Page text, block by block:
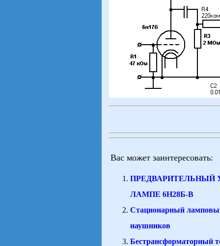
Вас может заинтересовать:
ПРЕДВАРИТЕЛЬНЫЙ
ЛАМПЕ 6Н28Б-В
Стационарный
наушников
Бестрансформаторный